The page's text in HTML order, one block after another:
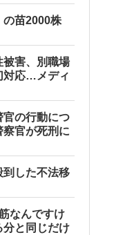
の苗2000株
被害、別職場
対応…メディ
官の行動につ
官が死刑に
到した不法移
なんですけ
と同じだけ